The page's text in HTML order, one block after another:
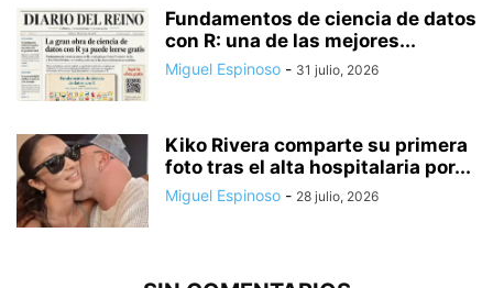
Fundamentos de ciencia de datos
con R: una de las mejores...
Miguel Espinoso - 31 julio, 2026
Kiko Rivera comparte su primera
foto tras el alta hospitalaria por...
Miguel Espinoso - 28 julio, 2026